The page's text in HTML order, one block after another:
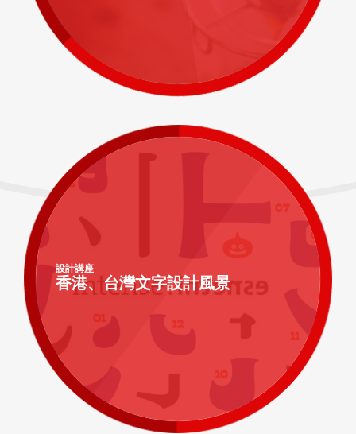
設計講座
香港、台灣文字設計風景